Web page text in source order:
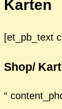
Karten
[et_pb_text
Shop/
“